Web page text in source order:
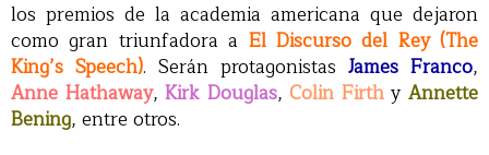
los premios de la academia americana que dejaron
como gran triunfadora a El Discurso del Rey (The
King’s Speech). Serán protagonistas James Franco,
Anne Hathaway,Kirk Douglas,Colin FirthyAnnette
Bening, entre otros.